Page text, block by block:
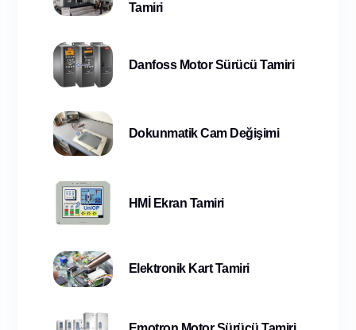
Tamiri
Danfoss Motor Sürücü Tamiri
Dokunmatik Cam Değişimi
HMİ Ekran Tamiri
Elektronik Kart Tamiri